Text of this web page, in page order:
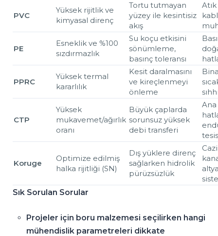
PVC
Yüksek rijitlik ve
kimyasal direnç
Tortu tutmayan
yüzey ile kesintisiz
akış
PE
Esneklik ve %100
sızdırmazlık
Su koçu etkisini
sönümleme,
basınç toleransı
PPRC
Yüksek termal
kararlılık
Kesit daralmasını
ve kireçlenmeyi
önleme
CTP
Yüksek
mukavemet/ağırlık
oranı
Büyük çaplarda
sorunsuz yüksek
debi transferi
Ana
Koruge
Optimize edilmiş
halka rijitliği (SN)
Dış yüklere direnç
sağlarken hidrolik
pürüzsüzlük
Sık Sorulan Sorular
Projeler için boru malzemesi seçilirken hangi
mühendislik parametreleri dikkate